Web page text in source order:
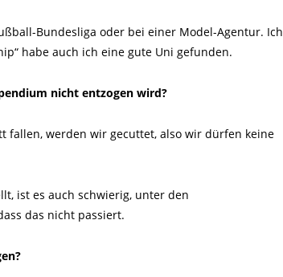
Bundesliga oder bei einer Model-Agentur. Ich
habe auch ich eine gute Uni gefunden.
nicht entzogen wird?
werden wir gecuttet, also wir dürfen keine
ist es auch schwierig, unter den
das nicht passiert.